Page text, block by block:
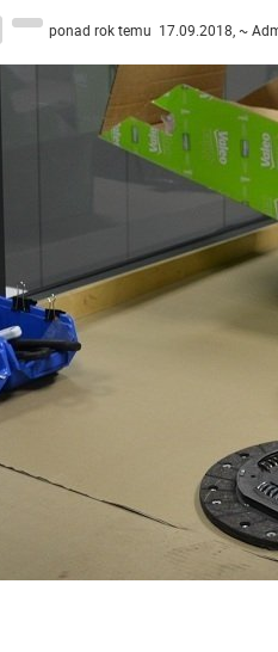
ponad rok temu 17.09.2018, ~